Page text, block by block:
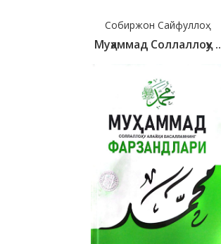
Собиржон Сайфуллоҳ
Муҳаммад Соллаллоҳу ..